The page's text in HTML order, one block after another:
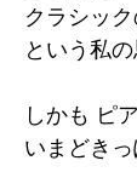
クラシッ
という私
しかも ピ
いまどき